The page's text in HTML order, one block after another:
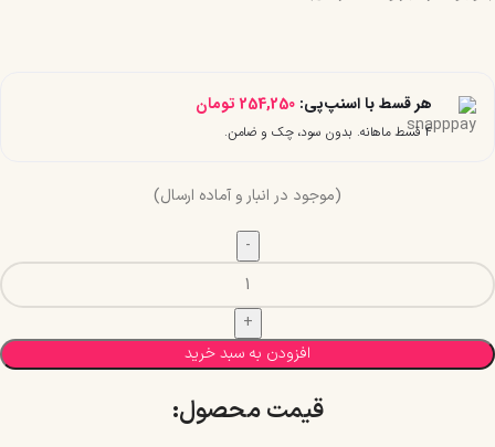
هر قسط با اسنپ‌پی: 254,250 تومان
۴ قسط ماهانه. بدون سود، چک و ضامن.
(موجود در انبار و آماده ارسال)
افزودن به سبد خرید
قیمت محصول:​